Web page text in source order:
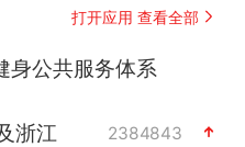
打开应用 查看全部
身公共服务体系
浙江 2384843